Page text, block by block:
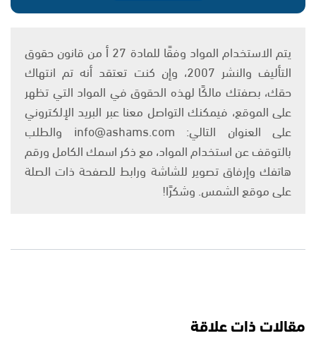
يتم الاستخدام المواد وفقًا للمادة 27 أ من قانون حقوق
التأليف والنشر 2007، وإن كنت تعتقد أنه تم انتهاك
حقك، بصفتك مالكًا لهذه الحقوق في المواد التي تظهر
على الموقع، فيمكنك التواصل معنا عبر البريد الإلكتروني
على العنوان التالي: info@ashams.com والطلب
بالتوقف عن استخدام المواد، مع ذكر اسمك الكامل ورقم
هاتفك وإرفاق تصوير للشاشة ورابط للصفحة ذات الصلة
على موقع الشمس. وشكرًا!
مقالات ذات علاقة